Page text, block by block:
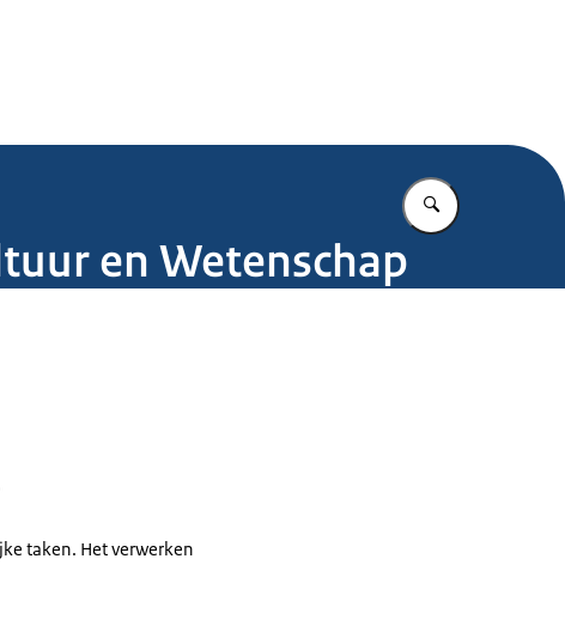
Vul in wat u
en Wetenschap
taken. Het verwerken